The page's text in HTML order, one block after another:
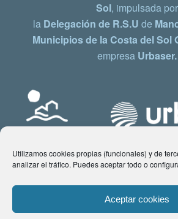
Utilizamos cookies propias (funcionales) y de
analizar el tráfico. Puedes aceptar todo o
Aceptar cookies
Sol, impulsada por
la Delegación de R.S.U de
Municipios de la Costa del Sol
empresa Urbaser.